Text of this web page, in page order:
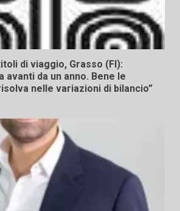
di viaggio, Grasso (FI):
avanti da un anno. Bene le
nelle variazioni di bilancio”